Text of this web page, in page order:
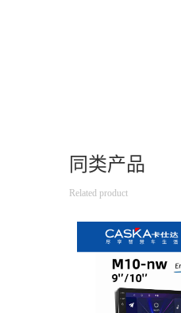
同类产品
Related product